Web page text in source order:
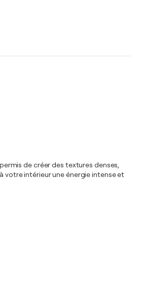
de créer des textures denses,
votre intérieur une énergie intense et